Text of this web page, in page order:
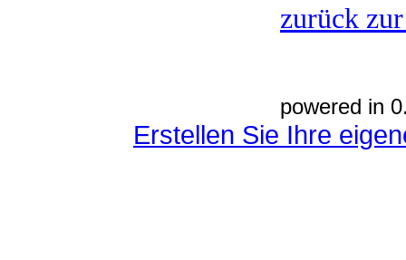
zurück
powered in
Erstellen Sie Ihre